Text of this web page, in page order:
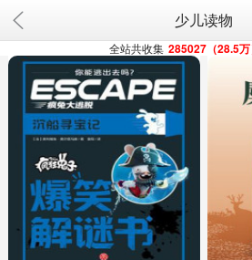
少儿读物
全站共收集 285027（28.5万